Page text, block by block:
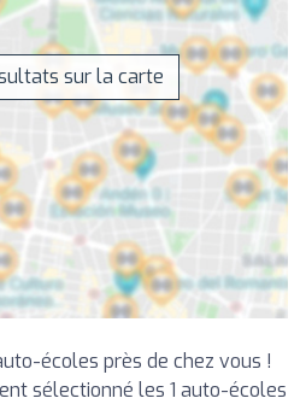
sur la carte
écoles près de chez vous !
sélectionné les 1 auto-écoles